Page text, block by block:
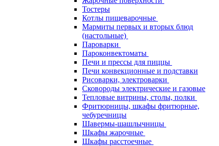
Тостеры
Котлы пищеварочные
Мармиты первых и вторых блюд
(настольные)
Пароварки
Пароконвектоматы
Печи и прессы для пиццы
Печи конвекционные и подставки
Рисоварки, электроварки
Сковороды электрические и газовые
Тепловые витрины, столы, полки
Фритюрницы, шкафы фритюрные,
чебуречницы
Шавермы-шашлычницы
Шкафы жарочные
Шкафы расстоечные